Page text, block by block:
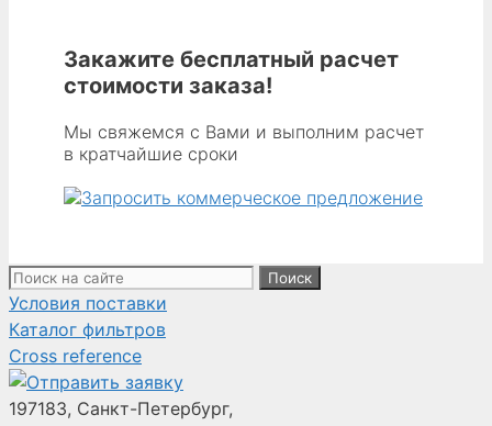
материала
Dura-
длина
595 мм,
ширина
500 мм,
544 мм,
с
18 карманами
и
верхней
частью
Unimaster,
Закажите бесплатный расчет
стоимости заказа!
Мы свяжемся с Вами и выполним расчет
в кратчайшие сроки
Поиск:
Условия поставки
Каталог фильтров
Cross reference
197183, Санкт-Петербург,